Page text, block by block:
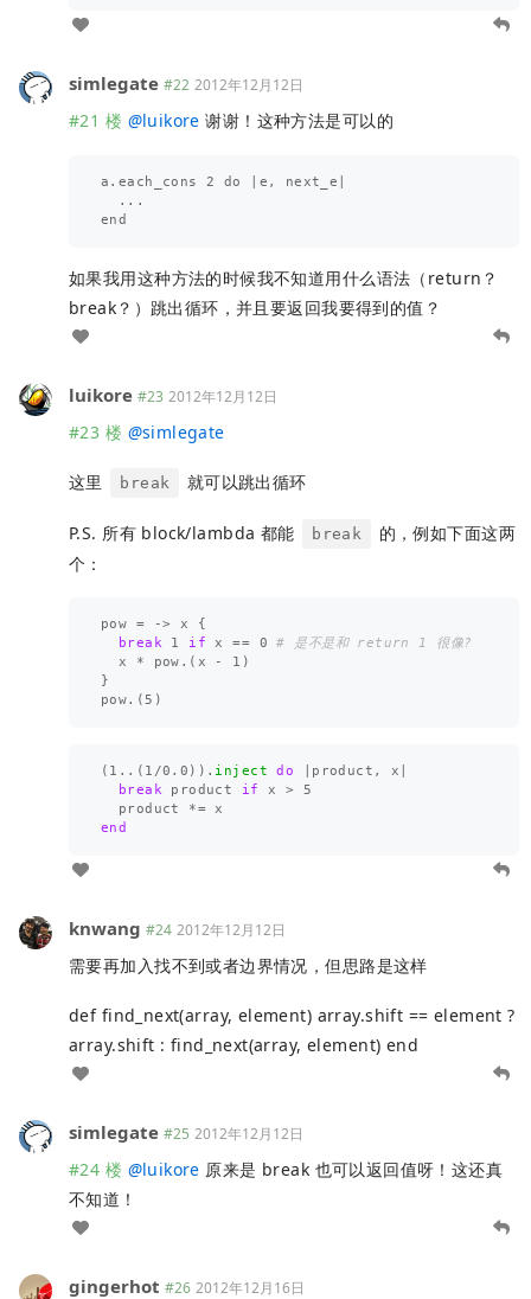
simlegate #22 2012年12月12日
#21 楼 @luikore 谢谢！这种方法是可以的
a.each_cons 2 do |e, next_e|
  ...
如果我用这种方法的时候我不知道用什么语法（return？
break？）跳出循环，并且要返回我要得到的值？
luikore #23 2012年12月12日
#23 楼 @simlegate
这里 break 就可以跳出循环
P.S. 所有 block/lambda 都能 break
的，例如下面这两
个：
pow = -> x
{
break
1 if x == 0
# 是不是和 return 1 很像?
x
* pow . ( x - 1 )
}
pow. (5 )
( 1 .. ( 1 /0.0 )). inject do product , x
break
product if x >
5
product
*= x
end
knwang #24 2012年12月12日
需要再加入找不到或者边界情况，但思路是这样
def find_next(array, element) array.shift == element ?
array.shift : find_next(array, element) end
simlegate #25 2012年12月12日
#24 楼 @luikore 原来是 break 也可以返回值呀！这还真
不知道！
gingerhot #26 2012年12月16日